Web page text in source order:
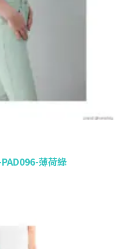
薄荷綠